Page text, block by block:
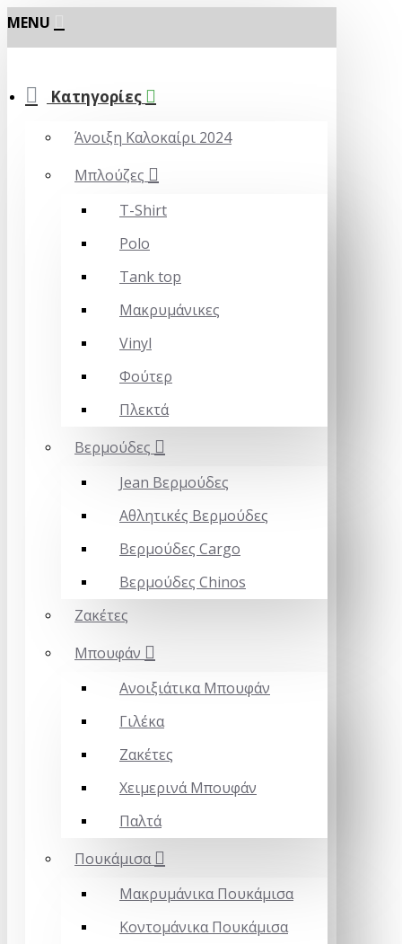
MENU
Κατηγορίες
Άνοιξη Καλοκαίρι 2024
Μπλούζες
T-Shirt
Polo
Tank top
Μακρυμάνικες
Vinyl
Φούτερ
Πλεκτά
Βερμούδες
Jean Βερμούδες
Αθλητικές Βερμούδες
Βερμούδες Cargo
Βερμούδες Chinos
Ζακέτες
Mπουφάν
Ανοιξιάτικα Μπουφάν
Γιλέκα
Ζακέτες
Χειμερινά Μπουφάν
Παλτά
Πουκάμισα
Μακρυμάνικα Πουκάμισα
Κοντομάνικα Πουκάμισα